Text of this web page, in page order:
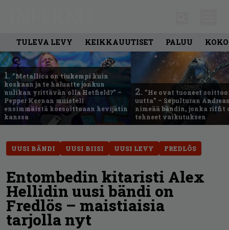
TULEVA LEVY KEIKKAUUTISET PALUU
1. ”Metallica on tiukempi kuin
koskaan ja te haluatte jonkun
nulikan yrittävän olla Hetfield?” –
Pepper Keenan muisteli
ensimmäistä koesoittoaan hevijätin
kanssa
2. ”He ovat tuoneet
uutta” – Sepulturan
nimeää bändin, jonka riffit
tehneet vaikutuksen
UUSI BÄNDI UUSI BIISI UUSI LEVY FREDLÖS
Entombedin kitaristi Alex
Hellidin uusi bändi on
Fredlös – maistiaisia
tarjolla nyt